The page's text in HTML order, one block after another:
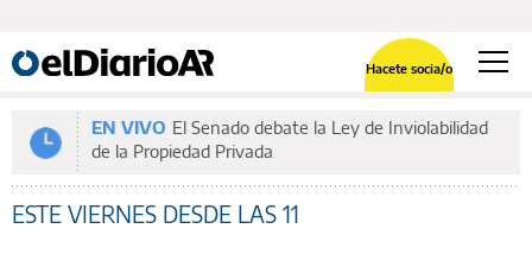
Hacete socia/o
EN VIVO El Senado debate la Ley de Inviolabilidad
de la Propiedad Privada
ESTE VIERNES DESDE LAS 11